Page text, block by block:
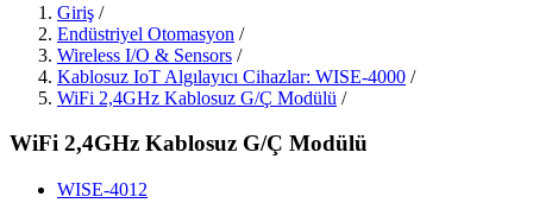
Giriş /
Endüstriyel Otomasyon /
Wireless I/O & Sensors /
Kablosuz IoT Algılayıcı Cihazlar: WISE-4000 /
WiFi 2,4GHz Kablosuz G/Ç Modülü /
WiFi 2,4GHz Kablosuz G/Ç Modülü
WISE-4012